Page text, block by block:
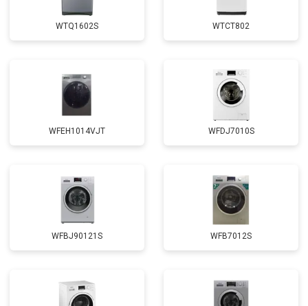
Замена крестовины от 2750 ₽
Замена подшипников от 2800 ₽ Заказать
Замена мотора от 3800 ₽ Заказать
от 2200 ₽ Заказать
Замена ТЭН от 2300 ₽ Заказать
Замена блока управления от 3600 ₽ Заказать
Замена прессостата от 3350 ₽ Заказать
WTQ1602S WTCT802
WFEH1014VJT WFDJ7010S
WFBJ90121S WFB7012S